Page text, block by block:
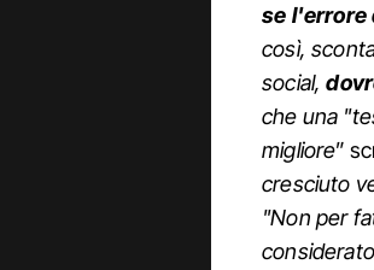
se l'errore
così,
social,
che una
migliore”
cresciuto
"Non per